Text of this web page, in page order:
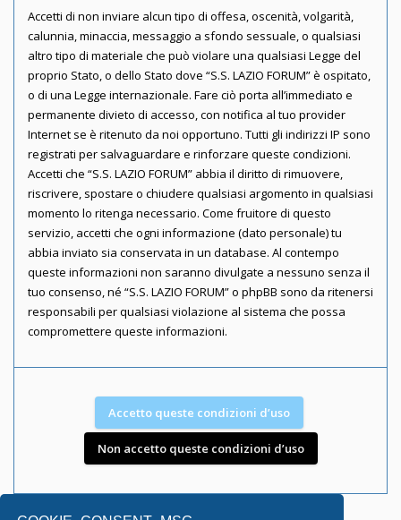
Accetti di non inviare alcun tipo di offesa, oscenità, volgarità,
calunnia, minaccia, messaggio a sfondo sessuale, o qualsiasi
altro tipo di materiale che può violare una qualsiasi Legge del
proprio Stato, o dello Stato dove “S.S. LAZIO FORUM” è ospitato,
o di una Legge internazionale. Fare ciò porta all’immediato e
permanente divieto di accesso, con notifica al tuo provider
Internet se è ritenuto da noi opportuno. Tutti gli indirizzi IP sono
registrati per salvaguardare e rinforzare queste condizioni.
Accetti che “S.S. LAZIO FORUM” abbia il diritto di rimuovere,
riscrivere, spostare o chiudere qualsiasi argomento in qualsiasi
momento lo ritenga necessario. Come fruitore di questo
servizio, accetti che ogni informazione (dato personale) tu
abbia inviato sia conservata in un database. Al contempo
queste informazioni non saranno divulgate a nessuno senza il
tuo consenso, né “S.S. LAZIO FORUM” o phpBB sono da ritenersi
responsabili per qualsiasi violazione al sistema che possa
compromettere queste informazioni.